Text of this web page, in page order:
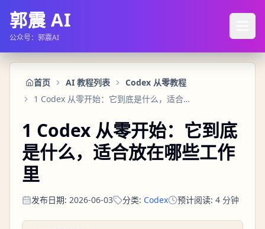
郭震 AI
公众号：郭震AI
首页 AI 教程列表
Codex 从零教程
1 Codex 从零开始：它到底是什么，适合放在哪些工作里
1 Codex 从零开始：它到底
是什么，适合放在哪些工作
里
发布日期: 2026-06-03 分类: Codex 预计阅读: 4 分钟